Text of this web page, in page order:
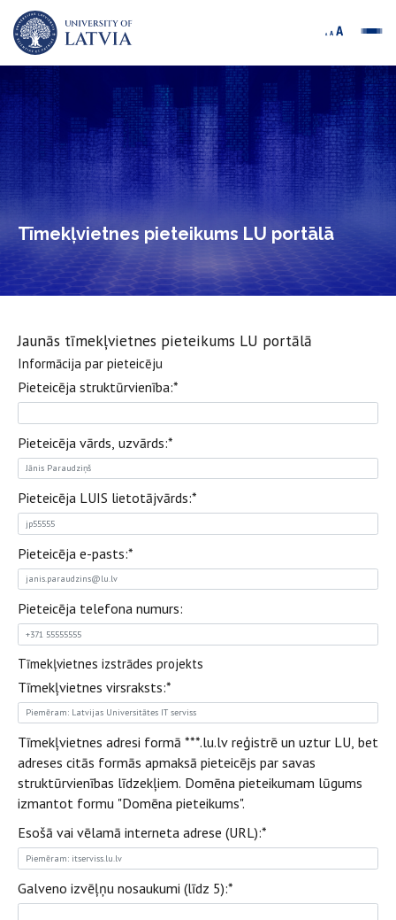
Tīmekļvietnes pieteikums LU portālā
Jaunās tīmekļvietnes pieteikums LU portālā
Informācija par pieteicēju
Pieteicēja struktūrvienība:*
Pieteicēja vārds, uzvārds:*
Pieteicēja LUIS lietotājvārds:*
Pieteicēja e-pasts:*
Pieteicēja telefona numurs:
Tīmekļvietnes izstrādes projekts
Tīmekļvietnes virsraksts:*
Tīmekļvietnes adresi formā ***.lu.lv reģistrē un uztur LU, bet
adreses citās formās apmaksā pieteicējs par savas
struktūrvienības līdzekļiem. Domēna pieteikumam lūgums
izmantot formu "Domēna pieteikums".
Esošā vai vēlamā interneta adrese (URL):*
Galveno izvēļņu nosaukumi (līdz 5):*